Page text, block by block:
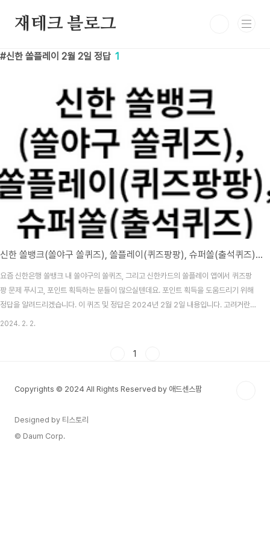
재테크 블로그
신한 쏠플레이 2월 2일 정답 1
신한 쏠뱅크(쏠야구 쏠퀴즈), 쏠플레이(퀴즈팡팡), 슈퍼쏠(출석퀴즈) 정답 2월 2일
요즘 신한은행 쏠뱅크 내 쏠야구의 쏠퀴즈, 그리고 신한카드의 쏠플레이 앱에서 퀴즈팡
팡 문제 푸시고, 포인트 획득하는 분들이 많으실텐데요. 포인트 획득을 도움드리기 위해
정답을 알려드리겠습니다. 이 퀴즈 및 정답은 2024년 2월 2일 내용입니다. 고려거란
전쟁 시청률 맞추기 이벤트 알아보기 목차 신한 쏠뱅크 쏠야구(쏠퀴즈) 2월 2일 문제 및
손난로일까요? 신한카드..
2024. 2. 2.
1
Copyrights © 2024 All Rights Reserved by 애드센스팜
Designed by 티스토리
© Daum Corp.